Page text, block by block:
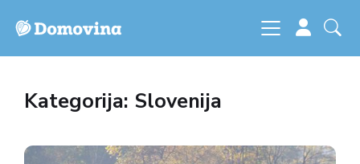
Kategorija: Slovenija